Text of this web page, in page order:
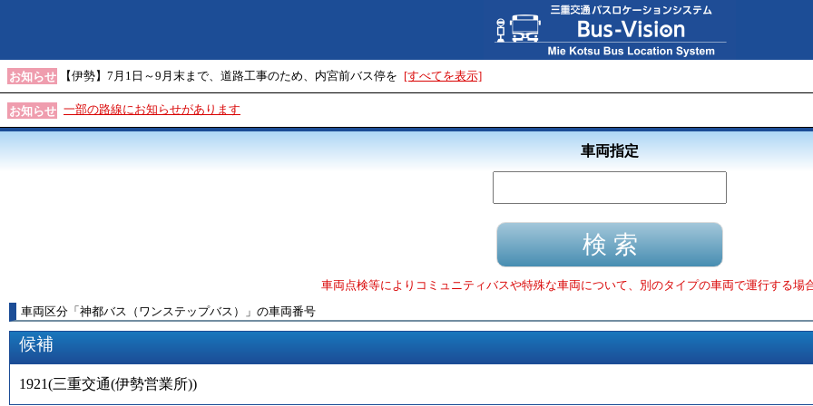
お知らせ 【伊勢】7月1日～9月末まで、道路工事のため、内宮前バス停を [すべてを表示]
お知らせ 一部の路線にお知らせがあります
車両指定
車両点検等によりコミュニティバスや特殊な車両について、別のタイプの車両で運行する場
車両区分 「 神都バス（ワンステップバス） 」 の車両番号
候補
1921(三重交通(伊勢営業所))